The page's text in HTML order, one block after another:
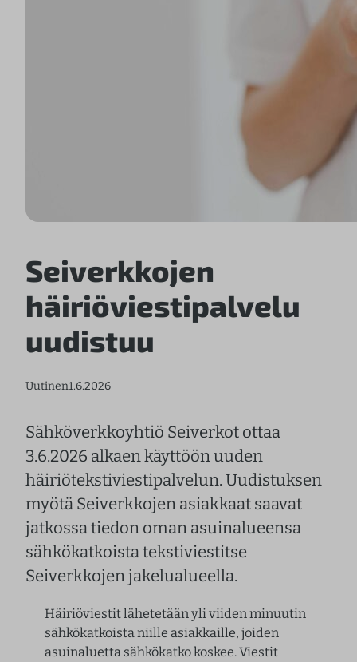
Seiverkkojen
häiriöviestipalvelu
uudistuu
Uutinen1.6.2026
Sähköverkkoyhtiö Seiverkot ottaa
3.6.2026 alkaen käyttöön uuden
häiriötekstiviestipalvelun. Uudistuksen
myötä Seiverkkojen asiakkaat saavat
jatkossa tiedon oman asuinalueensa
sähkökatkoista tekstiviestitse
Seiverkkojen jakelualueella.
Häiriöviestit lähetetään yli viiden minuutin
sähkökatkoista niille asiakkaille, joiden
asuinaluetta sähkökatko koskee. Viestit